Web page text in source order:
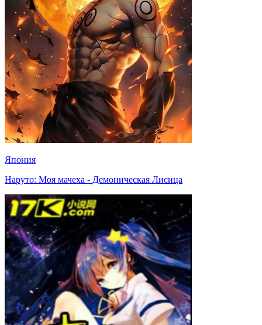
Япония
Наруто: Моя мачеха - Демоническая Лисица